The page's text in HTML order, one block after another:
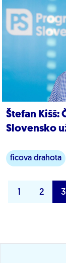
Štefan Kišš:
Slovensko
ficova drahota
1 2 3